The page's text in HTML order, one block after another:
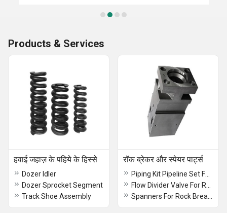
Products & Services
हवाई जहाज़ के पहिये के हिस्से
Dozer Idler
Dozer Sprocket Segment
Track Shoe Assembly
रॉक ब्रेकर और स्पेयर पार्ट्स